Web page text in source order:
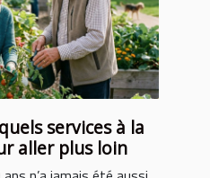
services à la
aller plus loin